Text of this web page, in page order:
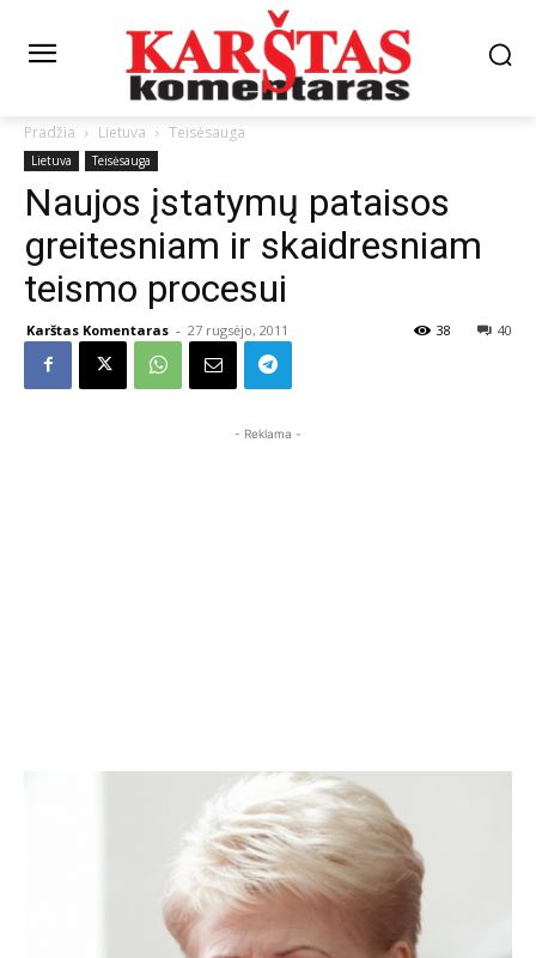
Pradžia Lietuva Teisėsauga
Lietuva Teisėsauga
Naujos įstatymų pataisos
greitesniam ir skaidresniam
teismo procesui
Karštas Komentaras - 27 rugsėjo, 2011 40
38
- Reklama -